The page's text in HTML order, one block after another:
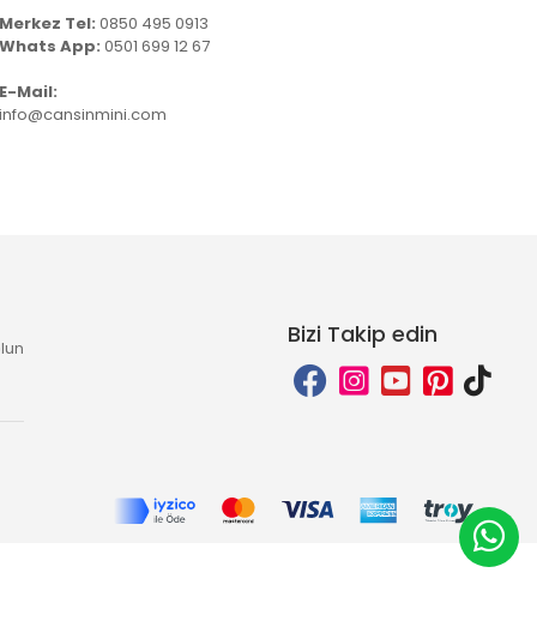
Merkez Tel: 0850 495 0913
Whats App: 0501 699 12 67
E-Mail:
info@cansinmini.com
Bizi Takip edin